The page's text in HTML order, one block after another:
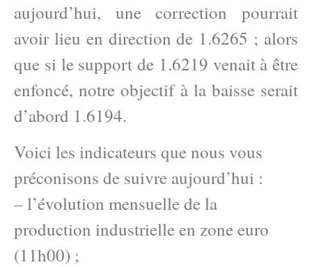
aujourd’hui, une correction pourrait
avoir lieu en direction de 1.6265 ; alors
que si le support de 1.6219 venait à être
enfoncé, notre objectif à la baisse serait
d’abord 1.6194.
Voici les indicateurs que nous vous
préconisons de suivre aujourd’hui :
– l’évolution mensuelle de la
production industrielle en zone euro
(11h00) ;